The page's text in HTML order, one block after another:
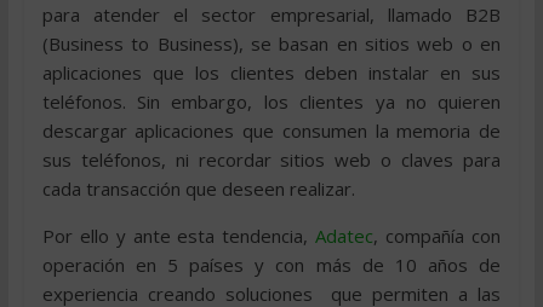
para atender el sector empresarial, llamado B2B
(Business to Business), se basan en sitios web o en
aplicaciones que los clientes deben instalar en sus
teléfonos. Sin embargo, los clientes ya no quieren
descargar aplicaciones que consumen la memoria de
sus teléfonos, ni recordar sitios web o claves para
cada transacción que deseen realizar.
Por ello y ante esta tendencia,Adatec, compañía con
operación en 5 países y con más de 10 años de
experiencia creando soluciones que permiten a las